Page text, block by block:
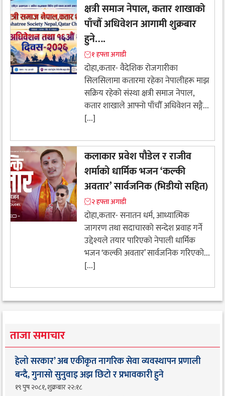
क्षत्री समाज नेपाल, कतार शाखाको
पाँचौँ अधिवेशन आगामी शुक्रबार
हुने….
१ हफ्ता अगाडी
​दोहा,कतार- वैदेशिक रोजगारीका
सिलसिलामा कतारमा रहेका नेपालीहरू माझ
सक्रिय रहेको संस्था क्षत्री समाज नेपाल,
कतार शाखाले आफ्नो पाँचौँ अधिवेशन सङ्गै...
[...]
कलाकार प्रवेश पौडेल र राजीव
शर्माको धार्मिक भजन ‘कल्की
अवतार’ सार्वजनिक (भिडीयो सहित)
२ हफ्ता अगाडी
दोहा,कतार- सनातन धर्म, आध्यात्मिक
जागरण तथा सदाचारको सन्देश प्रवाह गर्ने
उद्देश्यले तयार पारिएको नेपाली धार्मिक
भजन ‘कल्की अवतार’ सार्वजनिक गरिएको...
[...]
ताजा समाचार
हेलो सरकार’ अब एकीकृत नागरिक सेवा व्यवस्थापन प्रणाली
बन्दै, गुनासो सुनुवाइ अझ छिटो र प्रभावकारी हुने
१९ पुष २०८१, शुक्रबार २२:१८